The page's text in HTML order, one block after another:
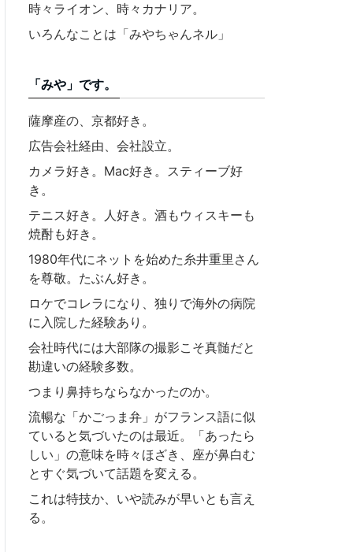
時々ライオン、時々カナリア。
いろんなことは「みやちゃんネル」
「みや」です。
薩摩産の、京都好き。
広告会社経由、会社設立。
カメラ好き。Mac好き。スティーブ好
き。
テニス好き。人好き。酒もウィスキーも
焼酎も好き。
1980年代にネットを始めた糸井重里さん
を尊敬。たぶん好き。
ロケでコレラになり、独りで海外の病院
に入院した経験あり。
会社時代には大部隊の撮影こそ真髄だと
勘違いの経験多数。
つまり鼻持ちならなかったのか。
流暢な「かごっま弁」がフランス語に似
ていると気づいたのは最近。「あったら
しい」の意味を時々ほざき、座が鼻白む
とすぐ気づいて話題を変える。
これは特技か、いや読みが早いとも言え
る。